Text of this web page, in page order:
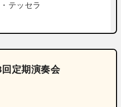
テッセラ
定期演奏会